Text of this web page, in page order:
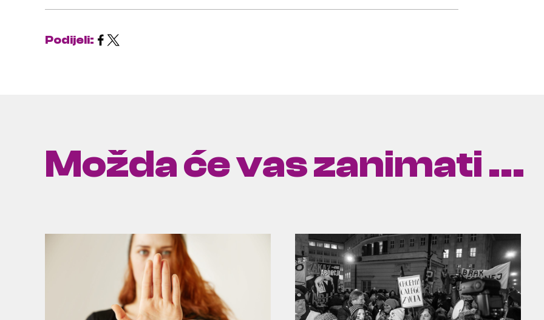
Podijeli:
Možda će vas zanimati ...